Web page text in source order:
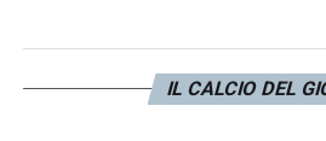
Juventus da parte sua
l’accordo per ilrinnovoe
IL CALCIO DEL